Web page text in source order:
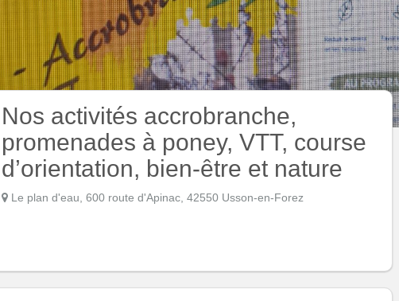
Nos activités accrobranche,
promenades à poney, VTT, course
d’orientation, bien-être et nature
Le plan d'eau, 600 route d'Apinac, 42550 Usson-en-Forez